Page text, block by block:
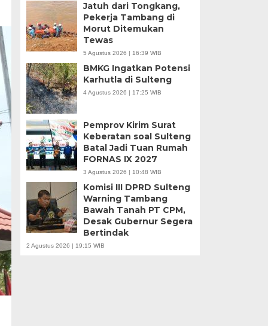
Jatuh dari Tongkang,
Pekerja Tambang di
Morut Ditemukan
Tewas
5 Agustus 2026 | 16:39 WIB
BMKG Ingatkan Potensi
Karhutla di Sulteng
4 Agustus 2026 | 17:25 WIB
Pemprov Kirim Surat
Keberatan soal Sulteng
Batal Jadi Tuan Rumah
FORNAS IX 2027
3 Agustus 2026 | 10:48 WIB
Komisi III DPRD Sulteng
Warning Tambang
Bawah Tanah PT CPM,
Desak Gubernur Segera
Bertindak
2 Agustus 2026 | 19:15 WIB